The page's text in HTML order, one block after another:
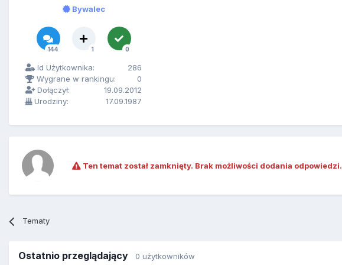
Bywalec
144 1 0
Id Użytkownika:
286
Wygrane w rankingu:
0
Dołączył:
19.09.2012
Urodziny:
17.09.1987
Ten temat został zamknięty. Brak możliwości dodania odpowiedzi.
Tematy
Ostatnio przeglądający 0 użytkowników